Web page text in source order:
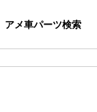
アメ車パーツ検索